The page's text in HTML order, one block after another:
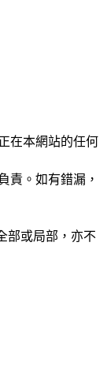
在本網站的任何
責。如有錯漏，
部或局部，亦不